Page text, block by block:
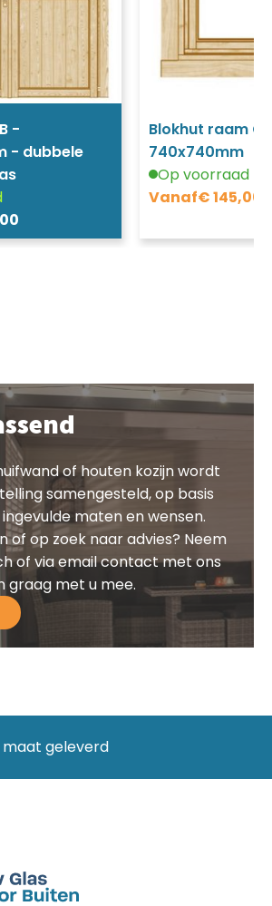
-
- dubbele
Blokhut raam C
740x740mm
Op voorraad
Vanaf€145,00
of houten kozijn wordt
samengesteld, op basis
maten en wensen.
of op zoek naar advies? Neem
of via email contact met ons
graag met u mee.
Als beste getest